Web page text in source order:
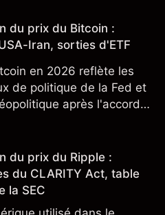
du prix du Bitcoin :
Iran, sorties d'ETF
en 2026 reflète les
de politique de la Fed et
après l'accord
performances passées
du prix du Ripple :
du CLARITY Act, table
la SEC